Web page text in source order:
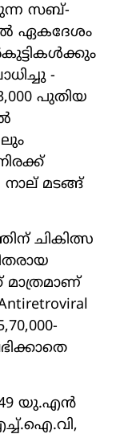
സബ്-
ൽ ഏകദേശം
-
പുതിയ
മടങ്ങ്
ചികിത്സ
മാത്രമാണ്
യു.എൻ